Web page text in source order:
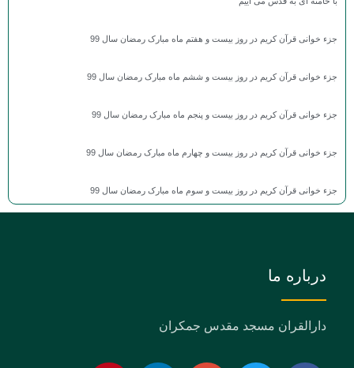
جزء خوانی قرآن کریم در روز بیست و هفتم ماه مبارک رمضان سال 99
جزء خوانی قرآن کریم در روز بیست و ششم ماه مبارک رمضان سال 99
جزء خوانی قرآن کریم در روز بیست و پنجم ماه مبارک رمضان سال 99
جزء خوانی قرآن کریم در روز بیست و چهارم ماه مبارک رمضان سال 99
جزء خوانی قرآن کریم در روز بیست و سوم ماه مبارک رمضان سال 99
درباره ما
دارالقران مسجد مقدس جمکران